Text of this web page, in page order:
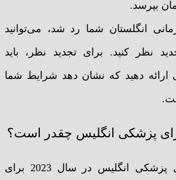
بپرسد.
انگلستان شما رد شد، می‌توانید
نظر کنید. برای تجدید نظر، باید
ارائه دهید که نشان دهد شرایط شما
پزشکی انگلیس چقدر است؟
هزینه صدور ویزای پزشکی انگلیس در سال 2023 برای